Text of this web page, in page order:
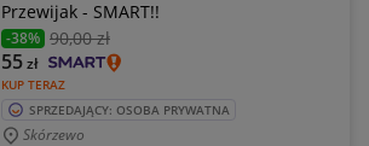
Przewijak - SMART!!
-38% 90,00 zł
KUP TERAZ
55zł
SPRZEDAJĄCY: OSOBA PRYWATNA
Skórzewo